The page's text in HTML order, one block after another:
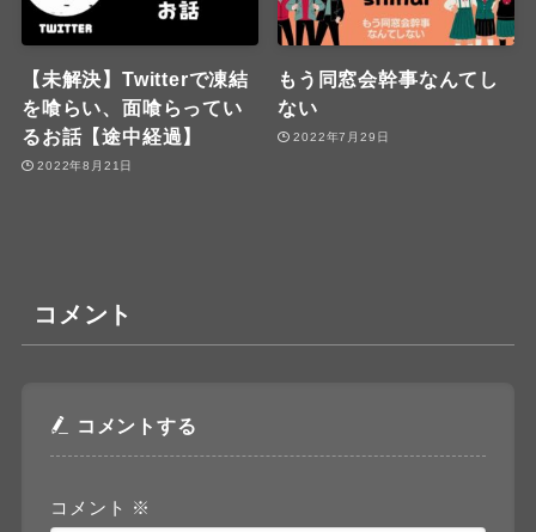
【未解決】Twitterで凍結
を喰らい、面喰らってい
るお話【途中経過】
2022年8月21日
もう同窓会幹事なんてし
ない
2022年7月29日
コメント
コメントする
コメント ※